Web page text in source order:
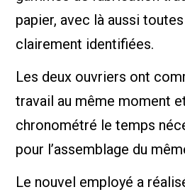
papier, avec là aussi
clairement identifiées.
Les deux ouvriers ont
travail au même moment
chronométré le temps
pour l’assemblage du
Le nouvel employé a